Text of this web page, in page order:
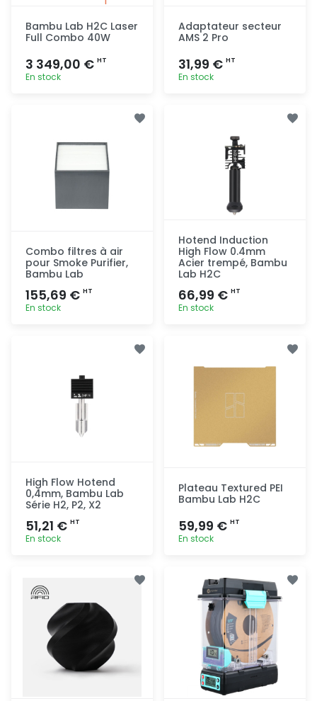
Bambu Lab H2C Laser
Full Combo 40W
3 349,00 € HT
En stock
Adaptateur secteur
AMS 2 Pro
31,99 € HT
En stock
Combo filtres à air
pour Smoke Purifier,
Bambu Lab
155,69 € HT
En stock
Hotend Induction
High Flow 0.4mm
Acier trempé, Bambu
Lab H2C
66,99 € HT
En stock
High Flow Hotend
0,4mm, Bambu Lab
Série H2, P2, X2
51,21 € HT
En stock
Plateau Textured PEI
Bambu Lab H2C
59,99 € HT
En stock
rapide